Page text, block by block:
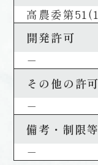
高農委第
開発許可
－
その他の許可
－
備考・制限等
－